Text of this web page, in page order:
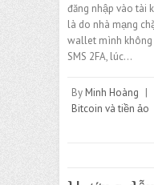
đăng nhập vào tài
là do nhà mạng
wallet mình
SMS 2FA, lúc…
By Minh Hoàng |
Bitcoin và tiền ảo